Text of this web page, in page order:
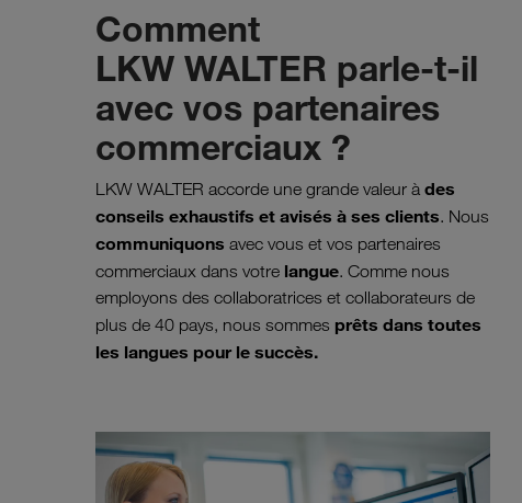
Comment
LKW WALTER parle-t-il
avec vos partenaires
commerciaux ?
LKW WALTER accorde une grande valeur à des
conseils exhaustifs et avisés à ses clients. Nous
communiquons avec vous et vos partenaires
commerciaux dans votre langue. Comme nous
employons des collaboratrices et collaborateurs de
plus de 40 pays, nous sommes prêts dans toutes
les langues pour le succès.